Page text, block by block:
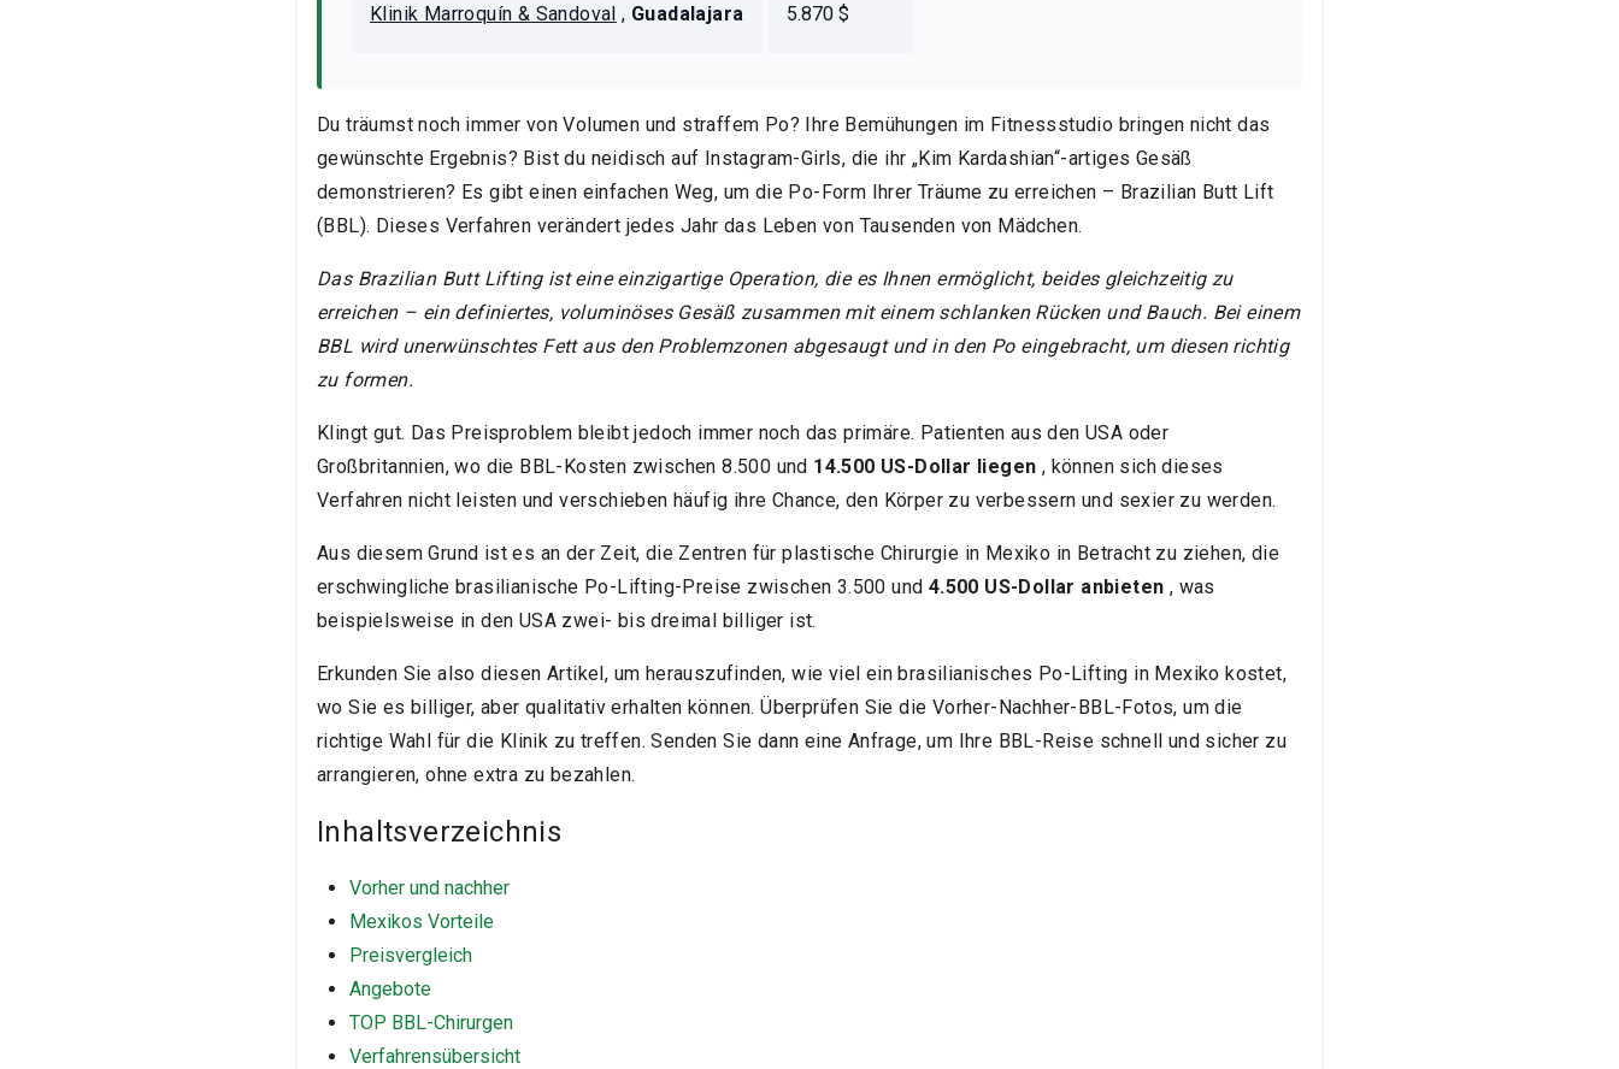
Klinik Marroquín & Sandoval , Guadalajara 5.870 $
Du träumst noch immer von Volumen und straffem Po? Ihre Bemühungen im Fitnessstudio bringen nicht das
gewünschte Ergebnis? Bist du neidisch auf Instagram-Girls, die ihr „Kim Kardashian“-artiges Gesäß
demonstrieren? Es gibt einen einfachen Weg, um die Po-Form Ihrer Träume zu erreichen – Brazilian Butt Lift
(BBL). Dieses Verfahren verändert jedes Jahr das Leben von Tausenden von Mädchen.
Das Brazilian Butt Lifting ist eine einzigartige Operation, die es Ihnen ermöglicht, beides gleichzeitig zu
erreichen – ein definiertes, voluminöses Gesäß zusammen mit einem schlanken Rücken und Bauch. Bei einem
BBL wird unerwünschtes Fett aus den Problemzonen abgesaugt und in den Po eingebracht, um diesen richtig
zu formen.
Klingt gut. Das Preisproblem bleibt jedoch immer noch das primäre. Patienten aus den USA oder
Großbritannien, wo die BBL-Kosten zwischen 8.500 und 14.500 US-Dollar liegen , können sich dieses
Verfahren nicht leisten und verschieben häufig ihre Chance, den Körper zu verbessern und sexier zu werden.
Aus diesem Grund ist es an der Zeit, die Zentren für plastische Chirurgie in Mexiko in Betracht zu ziehen, die
erschwingliche brasilianische Po-Lifting-Preise zwischen 3.500 und 4.500 US-Dollar anbieten , was
beispielsweise in den USA zwei- bis dreimal billiger ist.
Erkunden Sie also diesen Artikel, um herauszufinden, wie viel ein brasilianisches Po-Lifting in Mexiko kostet,
wo Sie es billiger, aber qualitativ erhalten können. Überprüfen Sie die Vorher-Nachher-BBL-Fotos, um die
richtige Wahl für die Klinik zu treffen. Senden Sie dann eine Anfrage, um Ihre BBL-Reise schnell und sicher zu
arrangieren, ohne extra zu bezahlen.
Inhaltsverzeichnis
Vorher und nachher
Mexikos Vorteile
Preisvergleich
Angebote
TOP BBL-Chirurgen
Verfahrensübersicht